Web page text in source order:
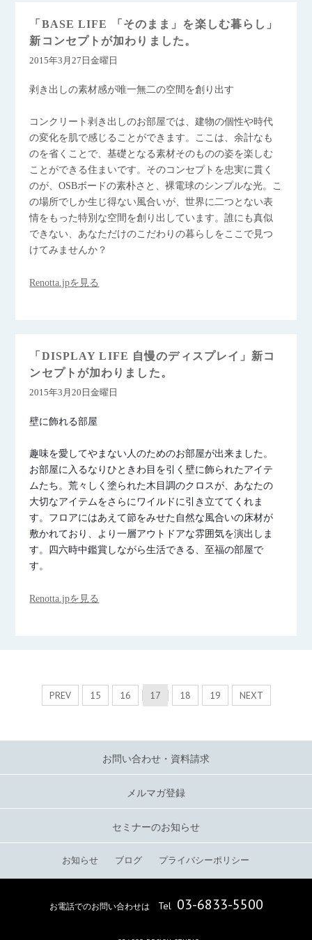
「BASE LIFE 「そのまま」を楽しむ暮らし」
新コンセプトが加わりました。
2015年3月27日金曜日
剥き出しの素材感が唯一無二の空間を創り出す
コンクリート剥き出しのお部屋では、建物の個性や時代
の変化を肌で感じることができます。ここは、余計なも
のを省くことで、基礎となる素材そのものの姿を楽しむ
ことができる住まいです。そのコンセプトを忠実に貫く
のが、OSBボードの素朴さと、裸電球のシンプルな光。こ
の場所でしか生じ得ない風合いが、世界に二つとない表
情をもった特別な空間を創り出しています。誰にも真似
できない、あなただけのこだわりの暮らしをここで見つ
けてみませんか？
Renotta.jpを見る
「DISPLAY LIFE 自慢のディスプレイ」新コ
ンセプトが加わりました。
2015年3月20日金曜日
壁に飾れる部屋
趣味を愛してやまない人のためのお部屋が出来ました。
お部屋に入るなりひときわ目を引く壁に飾られたアイテ
ムたち。荒々しく塗られた木目調のクロスが、あなたの
大切なアイテムをさらにワイルドに引き立ててくれま
す。フロアにはあえて節をみせた自然な風合いの床材が
敷かれており、より一層アウトドアな雰囲気を演出しま
す。四六時中鑑賞しながら生活できる、至福の部屋で
す。
Renotta.jpを見る
PREV 15 16 17 18 19 NEXT
お問い合わせ・資料請求
メルマガ登録
セミナーのお知らせ
お知らせ ブログ プライバシーポリシー
お電話でのお問い合わせは Tel 03-6833-5500